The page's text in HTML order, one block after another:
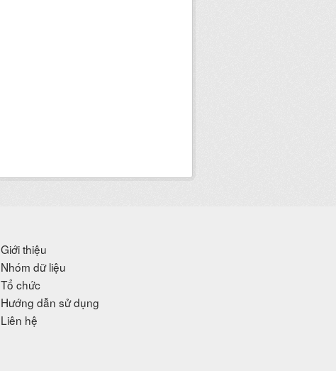
Giới thiệu
Nhóm dữ liệu
Tổ chức
Hướng dẫn sử dụng
Liên hệ